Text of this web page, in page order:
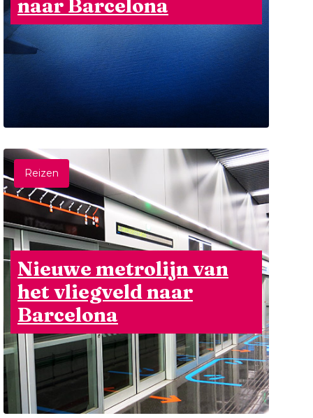
naar Barcelona
Reizen
Nieuwe metrolijn van
het vliegveld naar
Barcelona